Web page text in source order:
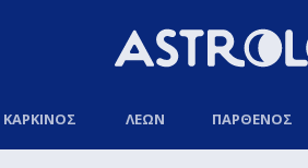
ΚΑΡΚΙΝΟΣ ΛΕΩΝ ΠΑΡΘΕΝΟΣ